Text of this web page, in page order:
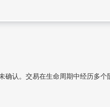
认。交易在生命周期中经历多